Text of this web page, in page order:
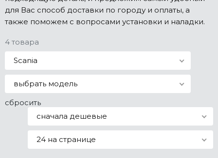
Все марки
для Вас способ доставки по городу и оплаты, а
также поможем с вопросами установки и наладки.
4 товара
Scania
выбрать модель
сбросить
сначала дешевые
24 на странице